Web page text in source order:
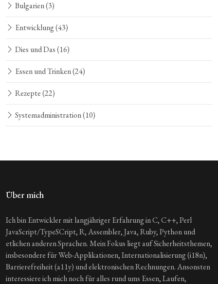
Bulgarien(3)
Entwicklung(43)
Dies und Das(16)
Essen und Trinken(24)
Rezepte(22)
Systemadministration(10)
Über mich
Ich bin Entwickler mit langjähriger Erfahrung in C, C++, Perl
JavaScript/TypeSCript, R, Assembler, Java, Ruby, Python und
etlichen anderen Sprachen. Mein Fokus liegt auf Sicherheitsthemen,
insbesondere für Web-Applikationen, Internationalisierung (i18n),
Barrierefreiheit (a11y) und elektronischen Rechnungen. Ansonsten
interessiere ich mich noch für alles rund ums Essen, Laufen,